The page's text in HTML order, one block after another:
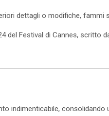
dettagli o modifiche, fammi
del Festival di Cannes, scritto
indimenticabile,